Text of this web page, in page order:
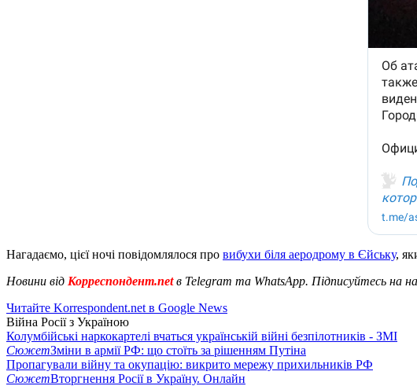
Нагадаємо, цієї ночі повідомлялося про вибухи біля аеродрому в Єйську,
Новини від Корреспондент.netв Telegram та WhatsApp. Підписуйтесь на
Читайте Korrespondent.net в Google News
Війна Росії з Україною
Колумбійські наркокартелі вчаться українській війні безпілотників - ЗМІ
СюжетЗміни в армії РФ: що стоїть за рішенням Путіна
Пропагували війну та окупацію: викрито мережу прихильників РФ
СюжетВторгнення Росії в Україну. Онлайн